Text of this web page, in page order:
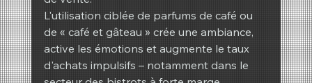
L'utilisation ciblée de parfums de café ou
de « café et gâteau » crée une ambiance,
active les émotions et augmente le taux
d'achats impulsifs – notamment dans le